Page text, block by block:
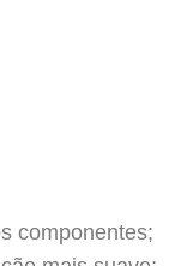
componentes;